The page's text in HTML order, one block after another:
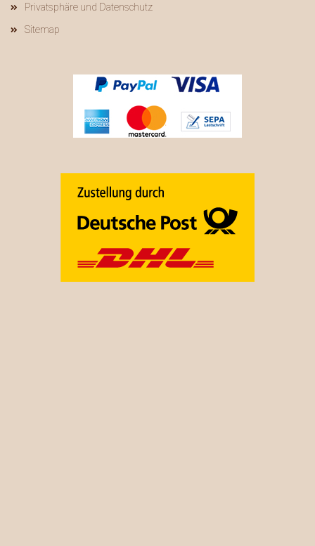
Privatsphäre und Datenschutz
Sitemap